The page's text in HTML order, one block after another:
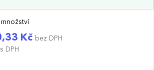
Kč bez DPH
s DPH